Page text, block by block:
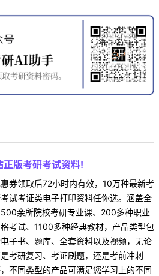
版考研考试资料!
券领取后72小时内有效，10万种最新考
试考证类电子打印资料任你选。涵盖全
余所院校考研专业课、200多种职业
考试、1100多种经典教材，产品类型包
子书、题库、全套资料以及视频，无论
考研复习、考证刷题，还是考前冲刺
不同类型的产品可满足您学习上的不同